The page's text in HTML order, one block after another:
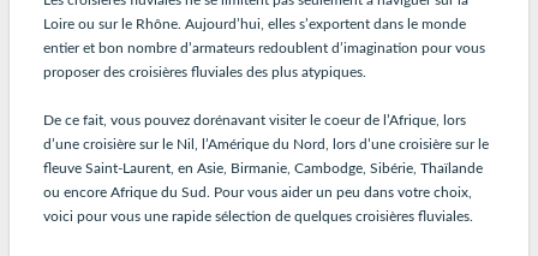
Loire ou sur le Rhône. Aujourd’hui, elles s’exportent dans le monde
entier et bon nombre d’armateurs redoublent d’imagination pour vous
proposer des croisières fluviales des plus atypiques.
De ce fait, vous pouvez dorénavant visiter le coeur de l’Afrique, lors
d’une croisière sur le Nil, l’Amérique du Nord, lors d’une croisière sur le
fleuve Saint-Laurent, en Asie, Birmanie, Cambodge, Sibérie, Thaïlande
ou encore Afrique du Sud. Pour vous aider un peu dans votre choix,
voici pour vous une rapide sélection de quelques croisières fluviales.